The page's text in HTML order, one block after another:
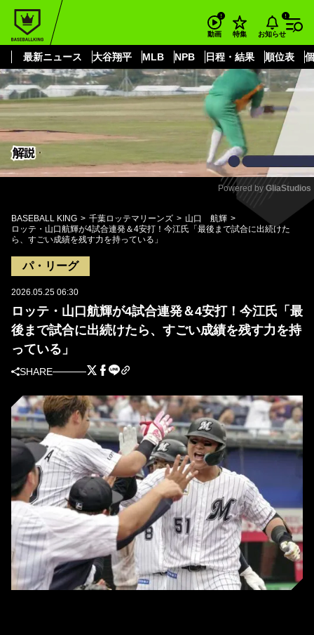
動画 特集 お知らせ
最新ニュース 大谷翔平 MLB NPB 日程・結果 順位表
もっと見る
Mute
Powered by GliaStudios
BASEBALL KING 千葉ロッテマリーンズ
山口 航輝
ロッテ・山口航輝が4試合連発＆4安打！今江氏「最後まで試合に出続けた
ら、すごい成績を残す力を持っている」
パ・リーグ
2026.05.25 06:30
ロッテ・山口航輝が4試合連発＆4安打！今江氏「最
後まで試合に出続けたら、すごい成績を残す力を持
っている」
SHARE